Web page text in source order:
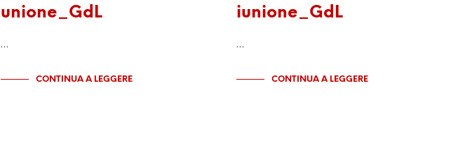
unione_GdL
…
CONTINUA A LEGGERE
iunione_GdL
…
CONTINUA A LEGGERE